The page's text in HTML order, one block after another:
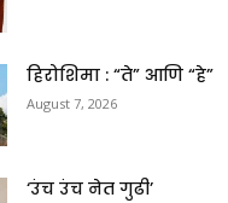
हिरोशिमा : “ते” आणि “हे”
August 7, 2026
‘उंच उंच नेत गुढी’